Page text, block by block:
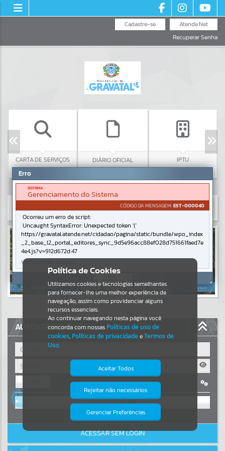
Atende.Net
Cadastre-se
Recuperar Senha
CARTA DE SERVIÇOS DIÁRIO OFICIAL IPTU
Resultados para""
Portais
Por favor, aguarde...
NOTÍCIAS
Por favor, aguarde...
Por favor, aguarde...
Por favor, aguarde...
AUTOATENDIMENTO
OU
Cadastre-se|Recuperar Senha
ACESSAR SEM LOGIN
Política de Cookies
Utilizamos cookies e tecnologias semelhantes
para fornecer-lhe uma melhor experiência de
navegação, assim como providenciar alguns
recursos essenciais.
Ao continuar navegando nesta página você
concorda com nossas Políticas de uso de
cookies, Políticas de privacidadeeTermos de
Uso.
Aceitar Todos
Rejeitar não necessários
Gerenciar Preferências
Isto significa que diversos recursos
providenciados poderão não estar
Erro
SISTEMA
Gerenciamento do Sistema
CÓDIGO DA MENSAGEM:EST-000040
Ocorreu um erro de script:
Uncaught SyntaxError: Unexpected token '('
https://gravatal.atende.net/cidadao/pagina/static/bundle/wpo_index
_2_base_l2_portal_editores_sync_9d5e96acc88ef028d751661faed7e
4e4.js?v=912d672d:47
Verificar Mais Detalhes